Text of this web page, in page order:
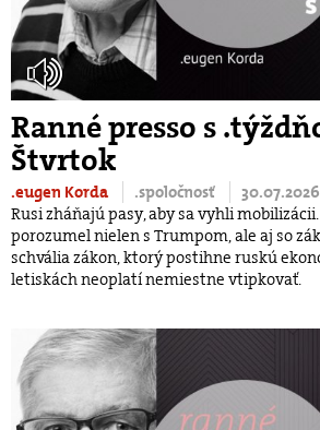
Ranné presso s
Štvrtok
.eugen Korda .spoločnosť
30.07.2026
Rusi zháňajú pasy, aby sa vyhli
porozumel nielen s Trumpom, ale aj so
schvália zákon, ktorý postihne ruskú
letiskách neoplatí nemiestne vtipkovať.